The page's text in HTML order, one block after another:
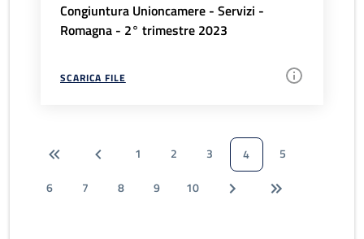
Congiuntura Unioncamere - Servizi -
Romagna - 2° trimestre 2023
SCARICA FILE
1 2 3 4
5
6
7 8 9 10